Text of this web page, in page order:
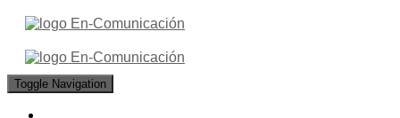
Toggle Navigation